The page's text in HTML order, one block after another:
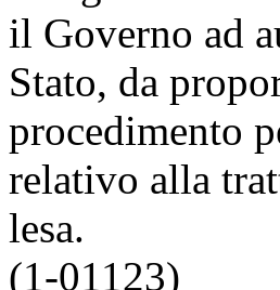
il Governo ad
Stato, da
procedimento
relativo alla
lesa.
(1-01123)